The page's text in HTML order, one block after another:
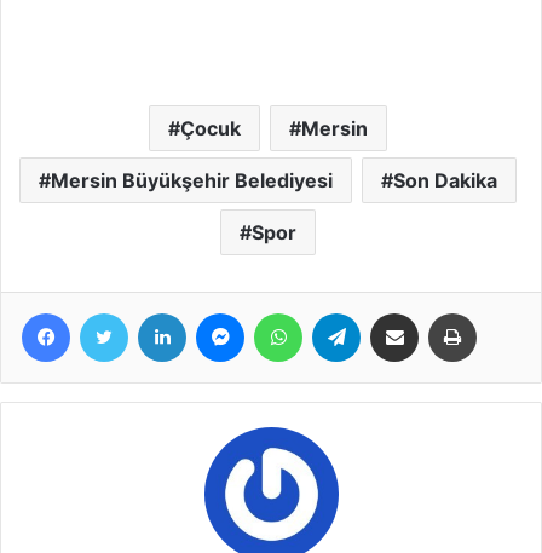
Çocuk Mersin
Mersin Büyükşehir Belediyesi Son Dakika
Spor
FacebookTwitter LinkedIn MessengerWhatsAppTelegram E-Posta ile paylaş